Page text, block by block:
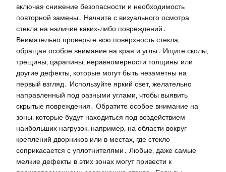
включая снижение безопасности и необходимость
повторной замены․ Начните с визуального осмотра
стекла на наличие каких-либо повреждений․
Внимательно проверьте всю поверхность стекла‚
обращая особое внимание на края и углы․ Ищите сколы‚
трещины‚ царапины‚ неравномерности толщины или
другие дефекты‚ которые могут быть незаметны на
первый взгляд․ Используйте яркий свет‚ желательно
направленный под разными углами‚ чтобы выявить
скрытые повреждения․ Обратите особое внимание на
зоны‚ которые будут находиться под воздействием
наибольших нагрузок‚ например‚ на области вокруг
креплений дворников или в местах‚ где стекло
соприкасается с уплотнителями․ Любые‚ даже самые
мелкие дефекты в этих зонах могут привести к